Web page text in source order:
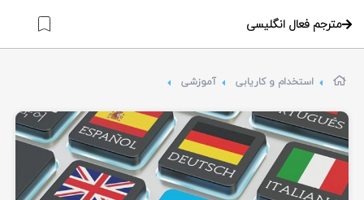
مترجم فعال انگلیسی
استخدام و کاریابی آموزشی